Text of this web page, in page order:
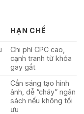
HẠN CHẾ
Chi phí CPC cao,
cạnh tranh từ khóa
gay gắt
Cần sáng tạo hình
ảnh, dễ “cháy” ngân
sách nếu không tối
ưu